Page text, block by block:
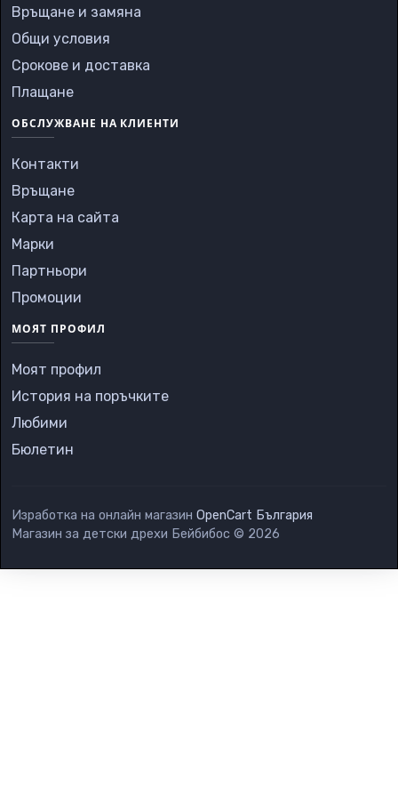
Връщане и замяна
Общи условия
Срокове и доставка
Плащане
ОБСЛУЖВАНЕ НА КЛИЕНТИ
Контакти
Връщане
Карта на сайта
Марки
Партньори
Промоции
МОЯТ ПРОФИЛ
Моят профил
История на поръчките
Любими
Бюлетин
Изработка на онлайн магазин OpenCart България
Магазин за детски дрехи Бейбибос © 2026